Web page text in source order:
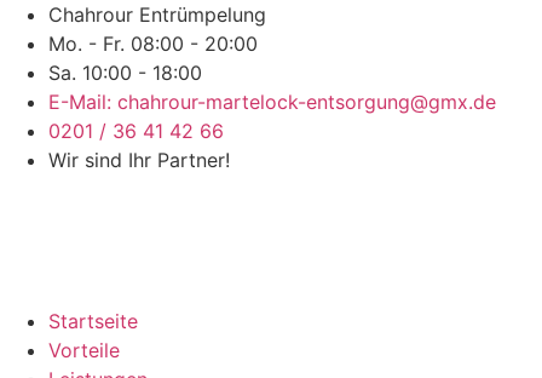
Chahrour Entrümpelung
Mo. - Fr. 08:00 - 20:00
Sa. 10:00 - 18:00
E-Mail: chahrour-martelock-entsorgung@gmx.de
0201 / 36 41 42 66
Wir sind Ihr Partner!
Startseite
Vorteile